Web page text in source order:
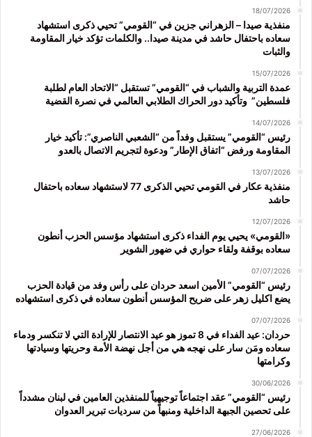
18/07/2026
منفذية صيدا – الزهراني جزين في “القومي” تحيي ذكرى استشهاد
سعاده باحتفال حاشد في مدينة صيدا.. والكلمات تؤكد خيار المقاومة
والثبات
15/07/2026
عمدة التربية والشباب في “القومي” تستقبل “الاتحاد العام لطلبة
فلسطين” وتأكيد دور الحراك الطلابي العالمي في نصرة القضية
14/07/2026
رئيس “القومي” يستقبل وفداً من “الشعبي الناصري”: تأكيد خيار
المقاومة ورفض “اتفاق الإطار” ودعوة لتجريم الاتصال بالعدو
13/07/2026
منفذية عكار في القومي تحيي الذكرى 77 لاستشهاد سعاده باحتفال
حاشد
12/07/2026
«القومي» يحيي يوم الفداء ذكرى استشهاد مؤسس الحزب أنطون
سعاده بوقفة ولقاء حواري في ضهور الشوير
07/07/2026
رئيس “القومي” الأمين اسعد حردان على رأس وفد من قيادة الحزب
يضع اكليل زهر على ضريح المؤسس أنطون سعاده في ذكرى استشهاده
07/07/2026
حردان: عيد الفداء في 8 تموز هو عيد الانتصار للإرادة التي لا تنكسر ودماء
سعاده ومَن سار على نهجه هي من أجل نهضة الأمة وحريتها وسيادتها
وكرامتها
30/06/2026
رئيس “القومي” عقد اجتماعاً توجيهياً للمنفذين العامين في لبنان مشدداً
على تحصين الجبهة الداخلية ومنبهاً من سرديات تبرير العدوان
27/06/2026